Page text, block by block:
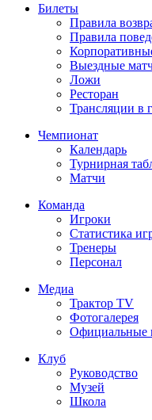
Билеты
Правила
Правила
Выездные
Ложи
Ресторан
Трансляции в
Чемпионат
Календарь
Турнирная
Матчи
Команда
Игроки
Статистика
Тренеры
Персонал
Медиа
Трактор TV
Фотогалерея
Официальные
Клуб
Руководство
Музей
Школа